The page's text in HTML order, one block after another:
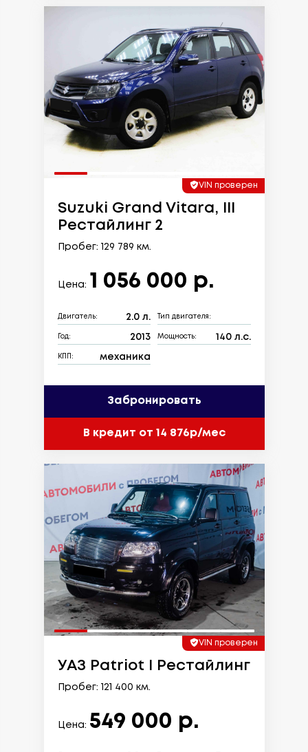
VIN проверен
Suzuki Grand Vitara, III
Рестайлинг 2
Пробег: 129 789 км.
Цена: 1 056 000 р.
Двигатель: 2.0 л. Тип двигателя:
Год: 2013 Мощность: 140 л.с.
КПП: механика
Забронировать
В кредит от 14 876р/мес
VIN проверен
УАЗ Patriot I Рестайлинг
Пробег: 121 400 км.
Цена: 549 000 р.